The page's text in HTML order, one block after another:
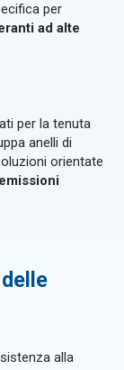
per
ad alte
per la tenuta
anelli di
orientate
emissioni
alla